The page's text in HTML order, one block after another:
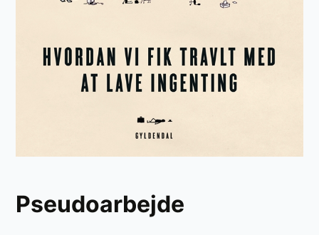
Pseudoarbejde